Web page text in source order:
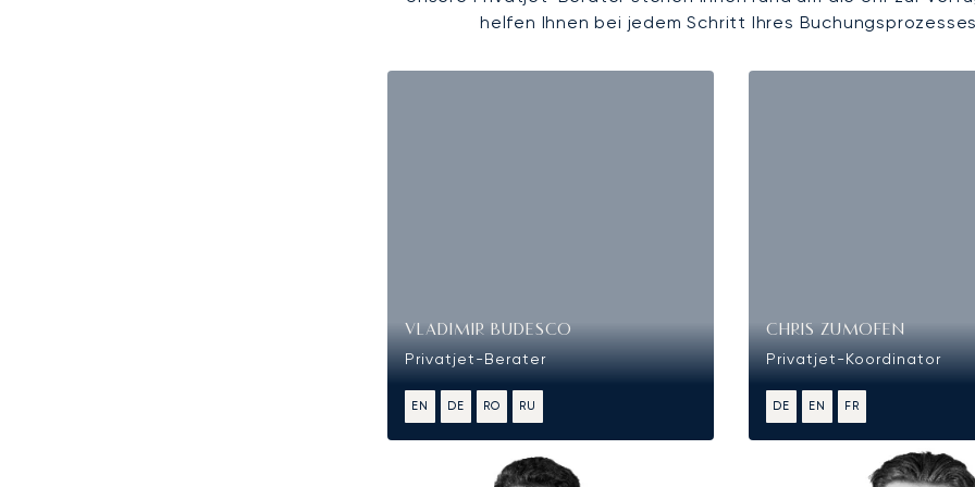
helfen Ihnen bei jedem Schritt Ihres
VLADIMIR BUDESCO
Privatjet-Berater
EN DE RO RU
CHRIS ZUMOFEN
Privatjet-Koordinator
DE EN FR